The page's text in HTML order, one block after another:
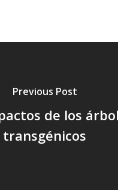
Previous Post
de los
transgénicos